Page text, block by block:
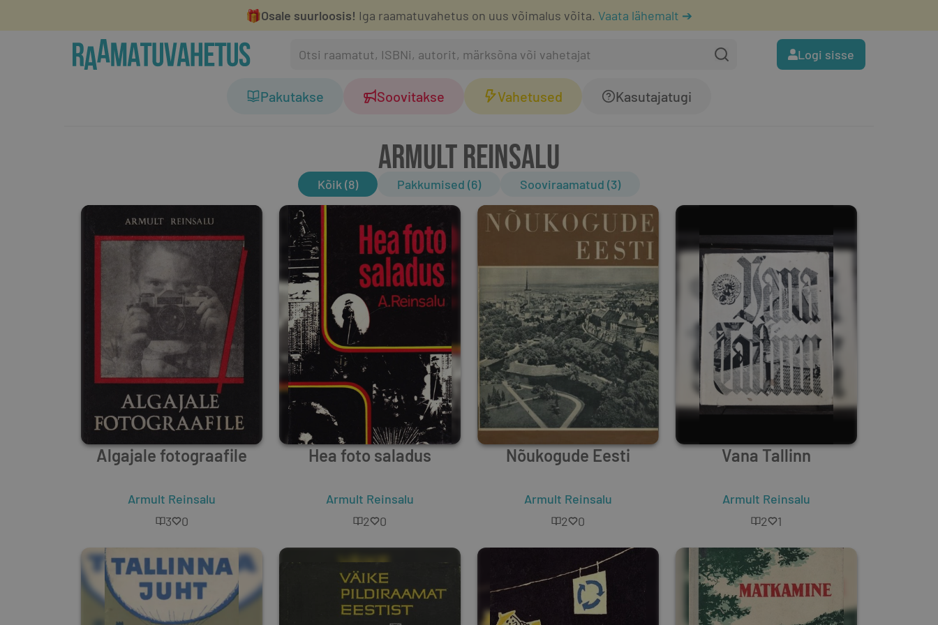
🎁Osale suurloosis! Iga raamatuvahetus on uus võimalus võita. Vaata lähemalt ➔
Logi sisse
Pakutakse Soovitakse Vahetused Kasutajatugi
ARMULT REINSALU
Kõik (8) Pakkumised (6) Sooviraamatud (3)
Algajale fotograafile
Armult Reinsalu
3
0
Hea foto saladus
Armult Reinsalu
2
0
Nõukogude Eesti
Armult Reinsalu
2
0
Vana Tallinn
Armult Reinsalu
2
1